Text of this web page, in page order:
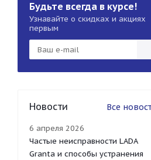
Будьте всегда в курсе!
Узнавайте о скидках и акциях
первым
Новости Все
6 апреля 2026
Частые неисправности LADA
Granta и способы устранения